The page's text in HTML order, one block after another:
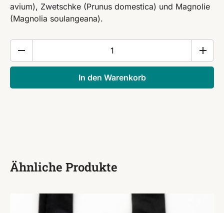
avium), Zwetschke (Prunus domestica) und Magnolie
(Magnolia soulangeana).
6
In den Warenkorb
Ähnliche Produkte